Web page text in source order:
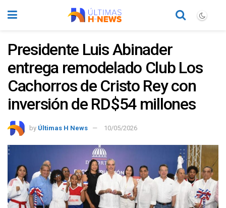
Presidente Luis Abinader
entrega remodelado Club Los
Cachorros de Cristo Rey con
inversión de RD$54 millones
by Últimas H News 10/05/2026